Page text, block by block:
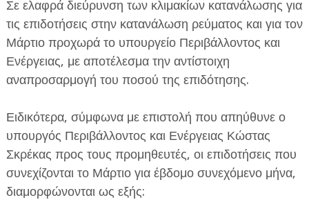
ΠΛΗΡΟΦΟΡΙΕΣ
Σε ελαφρά διεύρυνση των κλιμακίων κατανάλωσης για
τις επιδοτήσεις στην κατανάλωση ρεύματος και για τον
Μάρτιο προχωρά το υπουργείο Περιβάλλοντος και
Ενέργειας, με αποτέλεσμα την αντίστοιχη
αναπροσαρμογή του ποσού της επιδότησης.
Ειδικότερα, σύμφωνα με επιστολή που απηύθυνε ο
υπουργός Περιβάλλοντος και Ενέργειας Κώστας
Σκρέκας προς τους προμηθευτές, οι επιδοτήσεις που
συνεχίζονται το Μάρτιο για έβδομο συνεχόμενο μήνα,
διαμορφώνονται ως εξής: